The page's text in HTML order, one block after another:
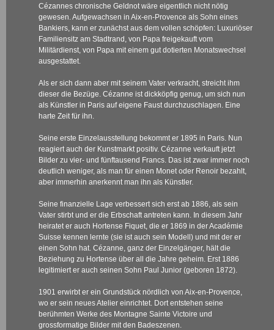
Cézannes chronische Geldnot wäre eigentlich nicht nötig
gewesen. Aufgewachsen in Aix-en-Provence als Sohn eines
Bankiers, kann er zunächst aus dem vollen schöpfen: Luxuriöser
Familiensitz am Stadtrand, von Papa freigekauft vom
Militärdienst, von Papa mit einem gut dotierten Monatswechsel
ausgestattet.
Als er sich dann aber mit seinem Vater verkracht, streicht ihm
dieser die Bezüge. Cézanne ist dickköpfig genug, um sich nun
als Künstler in Paris auf eigene Faust durchzuschlagen. Eine
harte Zeit für ihn.
Seine erste Einzelausstellung bekommt er 1895 in Paris. Nun
reagiert auch der Kunstmarkt positiv. Cézanne verkauft jetzt
Bilder zu vier- und fünftausend Francs. Das ist zwar immer noch
deutlich weniger, als man für einen Monet oder Renoir bezahlt,
aber immerhin anerkennt man ihn als Künstler.
Seine finanzielle Lage verbessert sich erst ab 1886, als sein
Vater stirbt und er die Erbschaft antreten kann. In diesem Jahr
heiratet er auch Hortense Fiquet, die er 1869 in der Académie
Suisse kennen lernte (sie ist auch sein Modell) und mit der er
einen Sohn hat. Cézanne, ganz der Einzelgänger, hält die
Beziehung zu Hortense über all die Jahre geheim. Erst 1886
legitimiert er auch seinen Sohn Paul Junior (geboren 1872).
1901 erwirbt er ein Grundstück nördlich von Aix-en-Provence,
wo er sein neues Atelier einrichtet. Dort entstehen seine
berühmten Werke des Montagne Sainte Victoire und
grossformatige Bilder mit den Badeszenen.